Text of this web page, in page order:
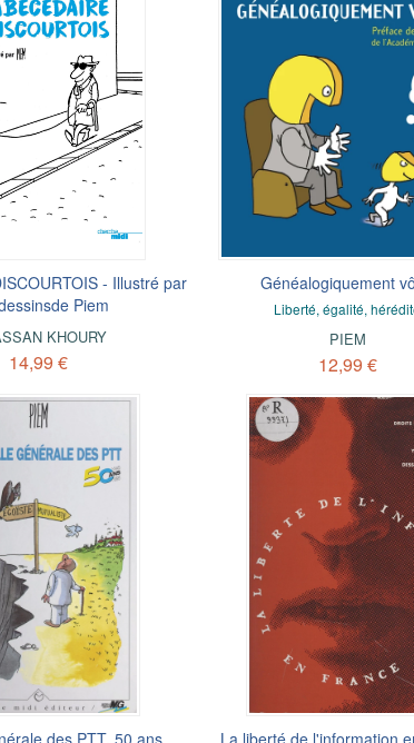
- Illustré par
Piem
KHOURY
14,99 €
Généalogiquement
Liberté, égalité,
PIEM
12,99 €
des PTT, 50 ans La liberté de l'information